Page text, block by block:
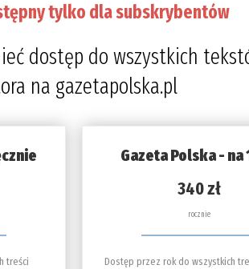
tylko dla subskrybentów
dostęp do wszystkich
na gazetapolska.pl
treści
Gazeta Polska - na
340 zł
rocznie
Dostęp przez rok do wszystkich